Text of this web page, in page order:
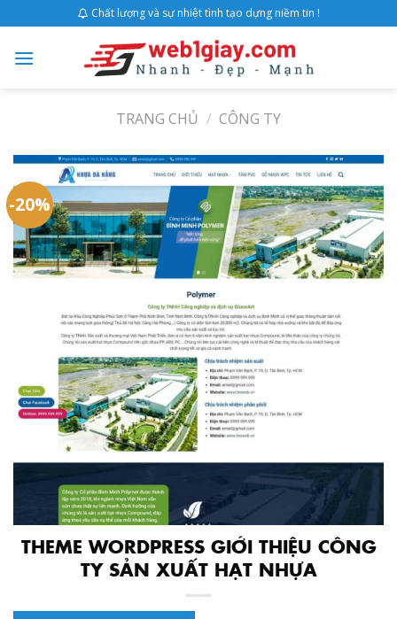
content
Chất lượng và sự nhiệt tình tạo dựng niềm tin !
TRANG CHỦ / CÔNG TY
-20%
THEME WORDPRESS GIỚI THIỆU CÔNG
TY SẢN XUẤT HẠT NHỰA